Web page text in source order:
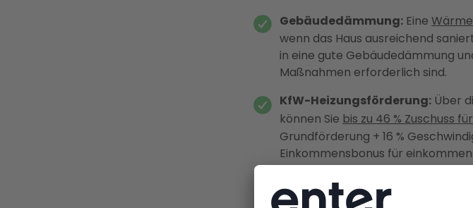
Gebäudedämmung: Eine
wenn das Haus ausreichend
in eine gute Gebäudedämmung
Maßnahmen erforderlich sind.
KfW-Heizungsförderung: Über
können Sie bis zu 46 % Zuschuss
Grundförderung + 16 %
Einkommensbonus für
Förderprogramme sind
Energieberater begleitet Enter
bis zur fertigen Installation – mit